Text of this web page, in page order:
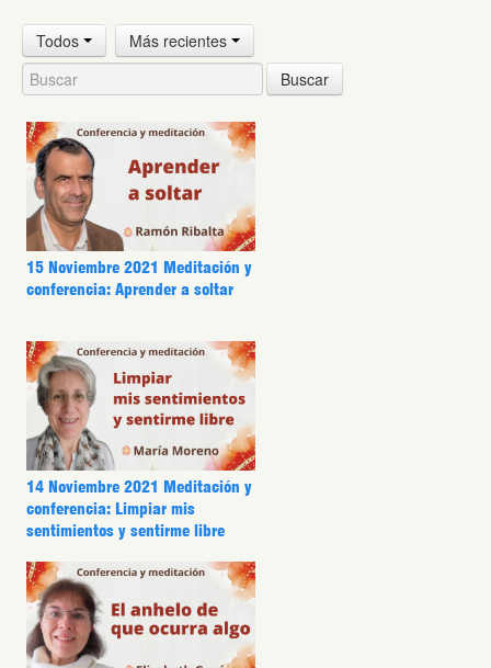
Todos
Más recientes
Buscar
15 Noviembre 2021 Meditación y
conferencia: Aprender a soltar
14 Noviembre 2021 Meditación y
conferencia: Limpiar mis
sentimientos y sentirme libre